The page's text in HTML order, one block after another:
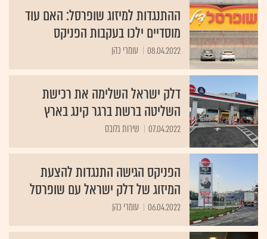
ההתנגדות למיזוג שופרסל: האם עוד
מוסדיים ילכו בעקבות הפניקס
08.04.2022 עומרי כהן
דלק ישראל השלימה את רכישת
השליטה ברשת ברגר קינג בארץ
07.04.2022 שירות גלובס
הפניקס הגישה התנגדות להצעת
המיזוג של דלק ישראל עם שופרסל
06.04.2022 עומרי כהן